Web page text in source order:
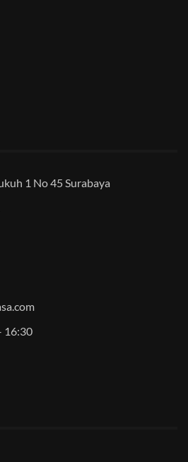
1 No 45 Surabaya
16:30